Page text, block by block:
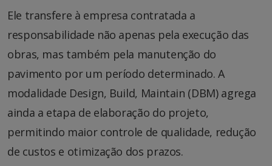
Ele transfere à empresa contratada a
responsabilidade não apenas pela execução das
obras, mas também pela manutenção do
pavimento por um período determinado. A
modalidade Design, Build, Maintain (DBM) agrega
ainda a etapa de elaboração do projeto,
permitindo maior controle de qualidade, redução
de custos e otimização dos prazos.